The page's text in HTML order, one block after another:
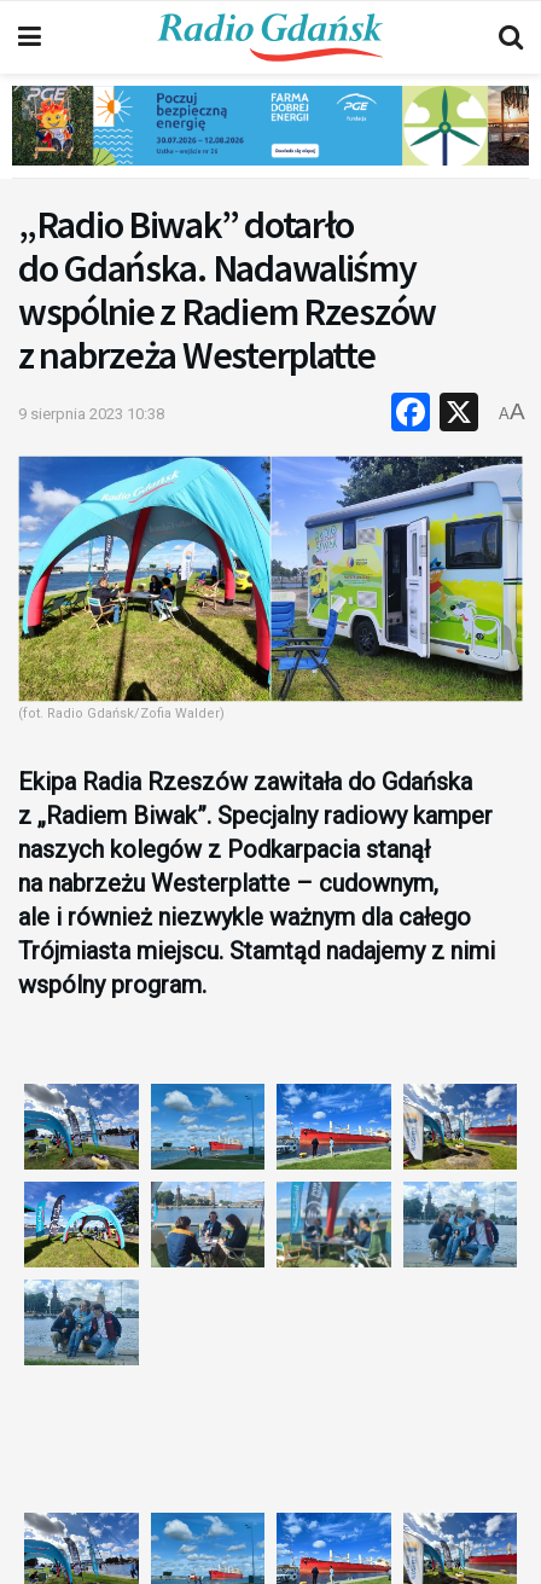
„Radio Biwak” dotarło
do Gdańska. Nadawaliśmy
wspólnie z Radiem Rzeszów
z nabrzeża Westerplatte
9 sierpnia 2023 10:38 X
AA
(fot. Radio Gdańsk/Zofia Walder)
Ekipa Radia Rzeszów zawitała do Gdańska
z „Radiem Biwak”. Specjalny radiowy kamper
naszych kolegów z Podkarpacia stanął
na nabrzeżu Westerplatte – cudownym,
ale i również niezwykle ważnym dla całego
Trójmiasta miejscu. Stamtąd nadajemy z nimi
wspólny program.